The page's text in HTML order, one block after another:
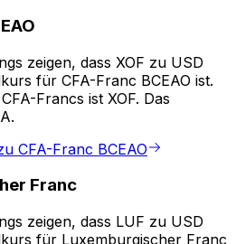
zeigen, dass XOF zu USD
für CFA-Franc BCEAO ist.
Francs ist XOF. Das
CFA-Franc BCEAO
Franc
zeigen, dass LUF zu USD
für Luxemburgischer Franc